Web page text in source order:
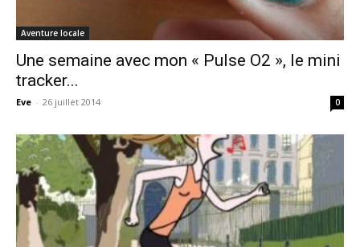
Aventure locale
Une semaine avec mon « Pulse O2 », le mini
tracker...
Eve - 26 juillet 2014 0